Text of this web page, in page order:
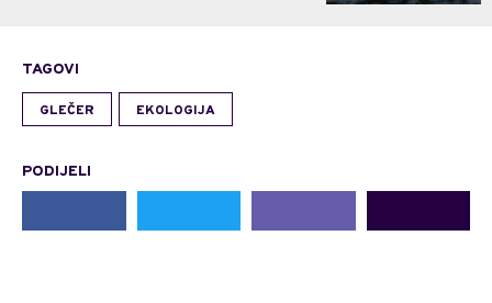
TAGOVI
GLEČER EKOLOGIJA
PODIJELI